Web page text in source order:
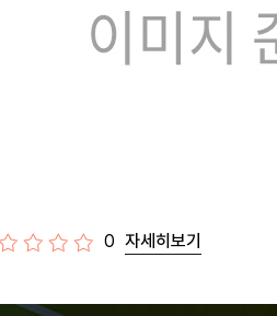
0 자세히보기